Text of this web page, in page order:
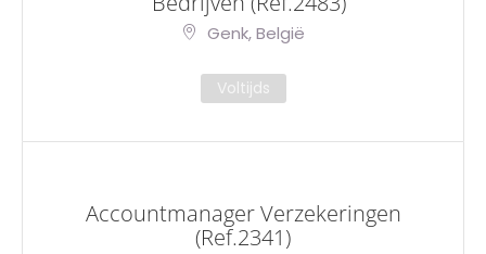
Genk, België
Voltijds
Accountmanager Verzekeringen
(Ref.2341)